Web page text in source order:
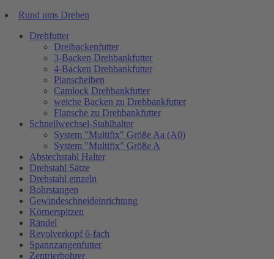
Rund ums Drehen
Drehfutter
Dreibackenfutter
3-Backen Drehbankfutter
4-Backen Drehbankfutter
Planscheiben
Camlock Drehbankfutter
weiche Backen zu Drehbankfutter
Flansche zu Drehbankfutter
Schnellwechsel-Stahlhalter
System "Multifix" Größe Aa (A0)
System "Multifix" Größe A
Abstechstahl Halter
Drehstahl Sätze
Drehstahl einzeln
Bohrstangen
Gewindeschneideinrichtung
Körnerspitzen
Rändel
Revolverkopf 6-fach
Spannzangenfutter
Zentrierbohrer